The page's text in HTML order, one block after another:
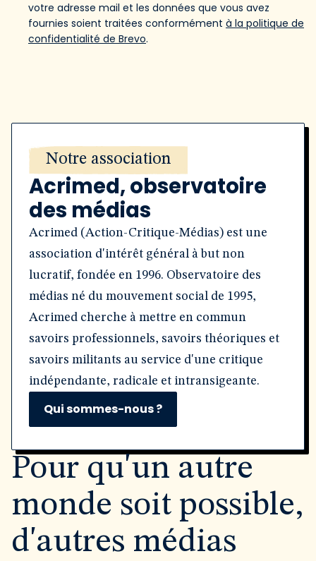
votre adresse mail et les données que vous avez
fournies soient traitées conformément à la politique de
confidentialité de Brevo.
Notre association
Acrimed, observatoire
des médias
Acrimed (Action-Critique-Médias) est une
association d'intérêt général à but non
lucratif, fondée en 1996. Observatoire des
médias né du mouvement social de 1995,
Acrimed cherche à mettre en commun
savoirs professionnels, savoirs théoriques et
savoirs militants au service d'une critique
indépendante, radicale et intransigeante.
Qui sommes-nous ?
Pour qu'un autre
monde soit possible,
d'autres médias